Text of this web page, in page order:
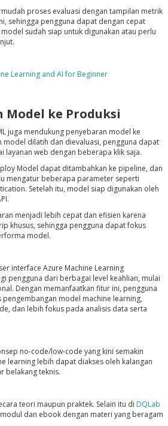
proses evaluasi dengan tampilan metrik
sehingga pengguna dapat dengan cepat
sudah siap untuk digunakan atau perlu
Learning and AI for Beginner
Model ke Produksi
juga mendukung penyebaran model ke
model dilatih dan dievaluasi, pengguna dapat
layanan web dengan beberapa klik saja.
Model dapat ditambahkan ke pipeline, dan
mengatur beberapa parameter seperti
Setelah itu, model siap digunakan oleh
menjadi lebih cepat dan efisien karena
khusus, sehingga pengguna dapat fokus
model.
interface Azure Machine Learning
pengguna dari berbagai level keahlian, mulai
Dengan memanfaatkan fitur ini, pengguna
model machine learning,
dan lebih fokus pada analisis data serta
no-code/low-code yang kini semakin
learning lebih dapat diakses oleh kalangan
belakang teknis.
teori maupun praktek. Selain itu di DQLab
dan ebook dengan materi yang beragam